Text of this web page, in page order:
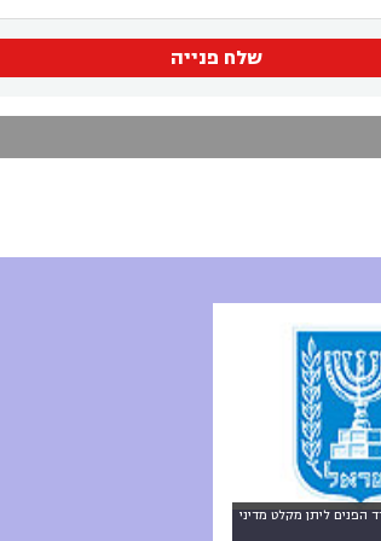
שלח פנייה
הפנים ליתן מקלט מדיני